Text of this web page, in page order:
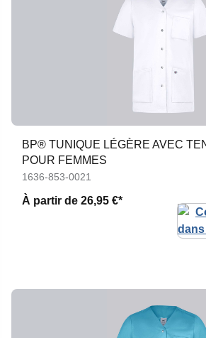
BP® TUNIQUE LÉGÈRE AVEC
POUR FEMMES
1636-853-0021
À partir de 26,95 €*